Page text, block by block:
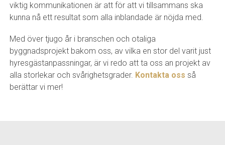
viktig kommunikationen är att för att vi tillsammans ska
kunna nå ett resultat som alla inblandade är nöjda med.
Med över tjugo år i branschen och otaliga
byggnadsprojekt bakom oss, av vilka en stor del varit just
hyresgästanpassningar, är vi redo att ta oss an projekt av
alla storlekar och svårighetsgrader. Kontakta oss så
berättar vi mer!